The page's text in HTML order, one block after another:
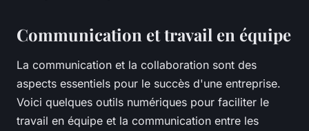
Communication et travail en équipe
La communication et la collaboration sont des
aspects essentiels pour le succès d'une entreprise.
Voici quelques outils numériques pour faciliter le
travail en équipe et la communication entre les